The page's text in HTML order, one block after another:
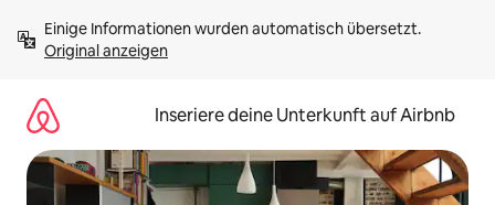
Inhalten
springenOriginal anzeigen
Inseriere deine Unterkunft auf Airbnb